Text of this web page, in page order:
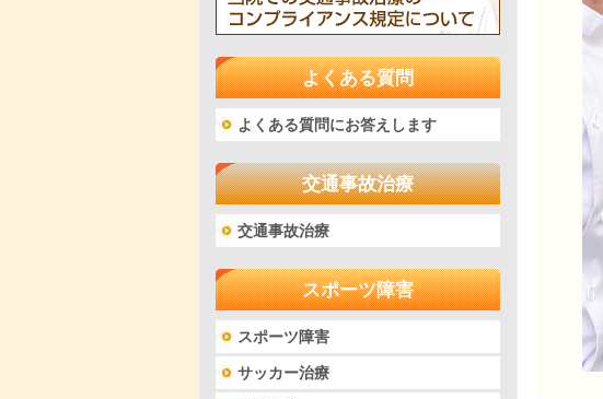
よくある質問
よくある質問にお答えします
交通事故治療
交通事故治療
スポーツ障害
スポーツ障害
サッカー治療